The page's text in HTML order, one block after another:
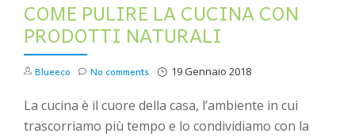
COME PULIRE LA CUCINA CON
PRODOTTI NATURALI
Blueeco 19 Gennaio 2018
No comments
La cucina è il cuore della casa, l’ambiente in cui
trascorriamo più tempo e lo condividiamo con la